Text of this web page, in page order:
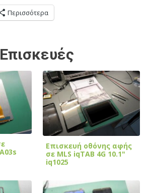
Περισσότερα
Επισκευή οθόνης αφής
σε MLS iqTAB 4G 10.1"
iq1025